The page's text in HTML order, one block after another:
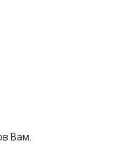
Вам.